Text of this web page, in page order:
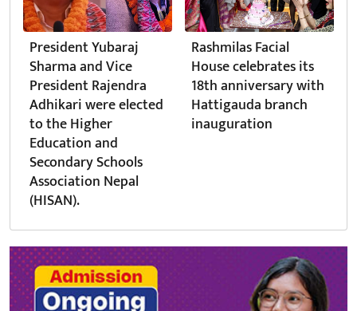
President Yubaraj
Sharma and Vice
President Rajendra
Adhikari were elected
to the Higher
Education and
Secondary Schools
Association Nepal
(HISAN).
Rashmilas Facial
House celebrates its
18th anniversary with
Hattigauda branch
inauguration